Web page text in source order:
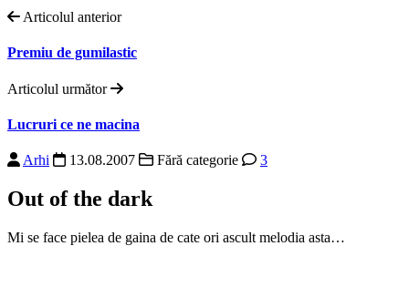
Articolul anterior
Premiu de gumilastic
Articolul următor
Lucruri ce ne macina
Arhi 13.08.2007 Fără categorie 3
Out of the dark
Mi se face pielea de gaina de cate ori ascult melodia asta…